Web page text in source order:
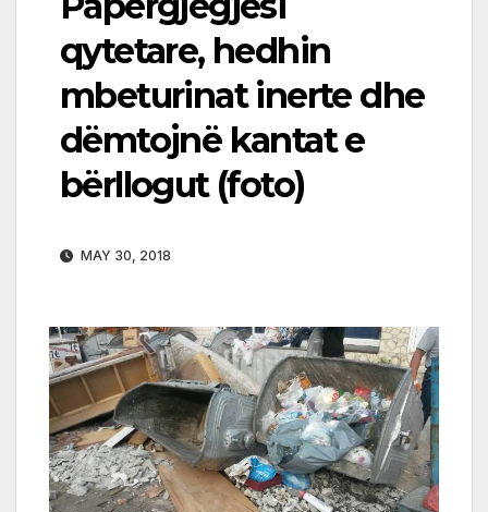
qytetare, hedhin
mbeturinat inerte dhe
dëmtojnë kantat e
bërllogut (foto)
MAY 30, 2018